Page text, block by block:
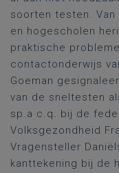
soorten testen.
en hogescholen
praktische
contactonderwijs
Goeman
van de sneltesten
sp.a c.q. bij de
Volksgezondheid
Vragensteller
kanttekening bij de